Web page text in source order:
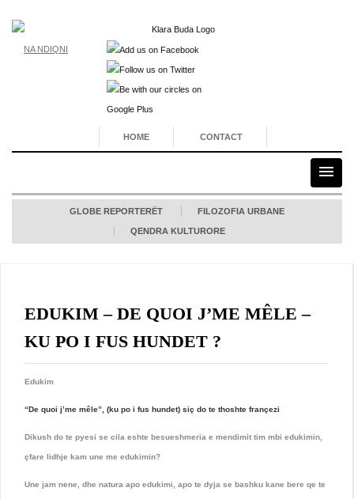
NA NDIQNI
HOME CONTACT
GLOBE REPORTERËT FILOZOFIA URBANE
QENDRA KULTURORE
EDUKIM – DE QUOI J’ME MÊLE –
KU PO I FUS HUNDET ?
Edukim
“De quoi j’me mêle”, (ku po i fus hundet) siç do te thoshte françezi
Dikush do te pyesi se cila eshte besueshmeria e mendimit tim mbi edukimin,
çfare lidhje kam une me edukimin?
Une jam nene, dhe natura apo edukimi, apo te dyja se bashku kane bere qe te